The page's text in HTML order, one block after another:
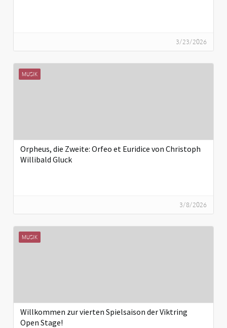
3/23/2026
MUSIK
Orpheus, die Zweite: Orfeo et Euridice von Christoph
Willibald Gluck
3/8/2026
MUSIK
Willkommen zur vierten Spielsaison der Viktring
Open Stage!